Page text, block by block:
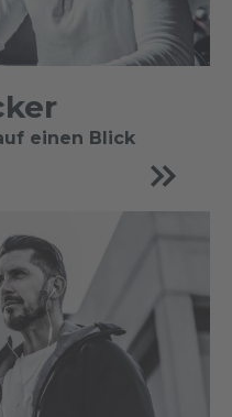
einen Blick